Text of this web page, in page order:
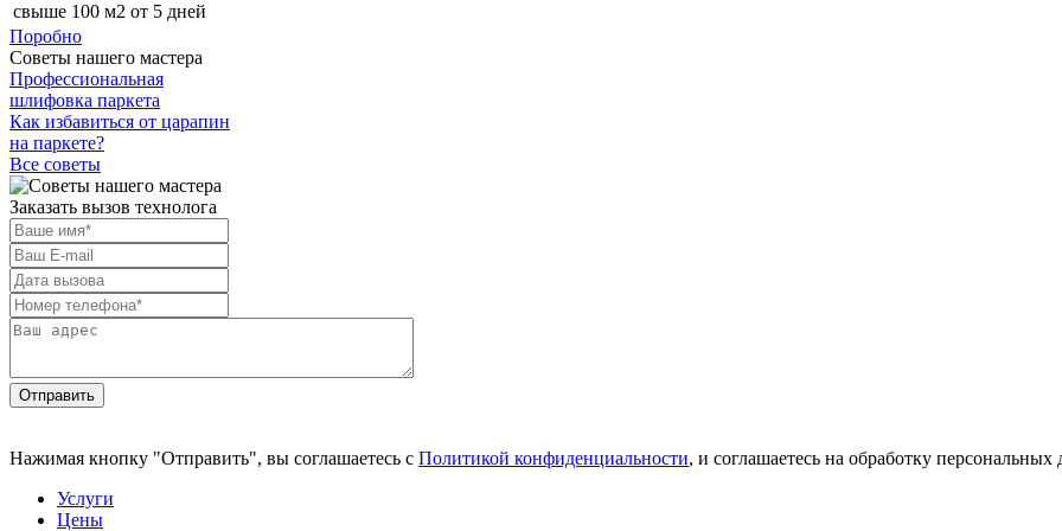
свыше 100 м2 от 5 дней
Поробно
Советы нашего мастера
Профессиональная
шлифовка паркета
Как избавиться от царапин
на паркете?
Все советы
Заказать вызов технолога
Отправить
Нажимая кнопку "Отправить", вы соглашаетесь с Политикой конфиденциальности, и соглашаетесь на обработку персональных
Услуги
Цены